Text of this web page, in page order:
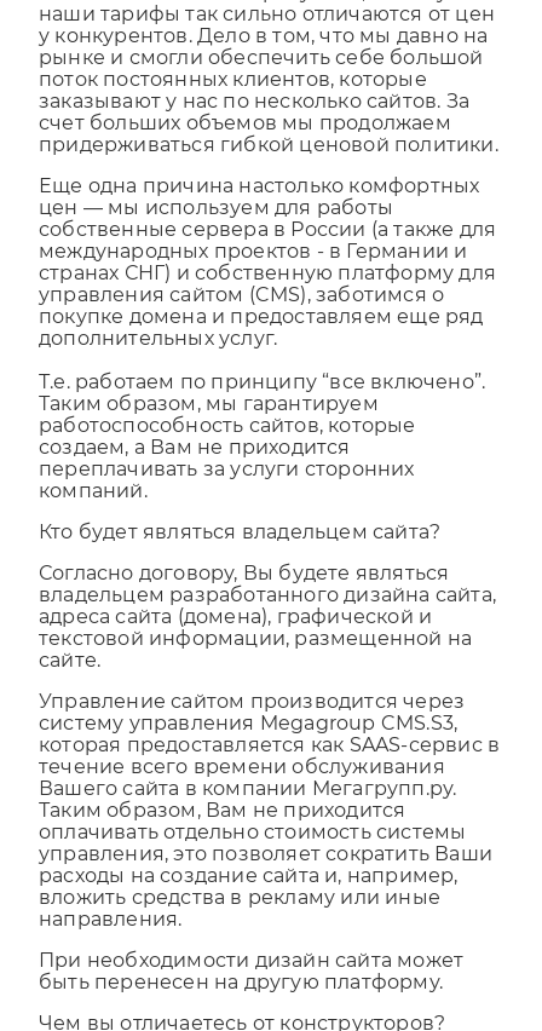
Заказчики часто интересуются, почему
наши тарифы так сильно отличаются от цен
у конкурентов. Дело в том, что мы давно на
рынке и смогли обеспечить себе большой
поток постоянных клиентов, которые
заказывают у нас по несколько сайтов. За
счет больших объемов мы продолжаем
Еще одна причина настолько комфортных
цен — мы используем для работы
собственные сервера в России (а также для
международных проектов - в Германии и
странах СНГ) и собственную платформу для
управления сайтом (CMS), заботимся о
покупке домена и предоставляем еще ряд
Т.е. работаем по принципу “все включено”.
Таким образом, мы гарантируем
работоспособность сайтов, которые
создаем, а Вам не приходится
переплачивать за услуги сторонних
Согласно договору, Вы будете являться
владельцем разработанного дизайна сайта,
адреса сайта (домена), графической и
текстовой информации, размещенной на
Управление сайтом производится через
систему управления Megagroup CMS.S3,
которая предоставляется как SAAS-сервис в
течение всего времени обслуживания
Вашего сайта в компании Мегагрупп.ру.
Таким образом, Вам не приходится
оплачивать отдельно стоимость системы
управления, это позволяет сократить Ваши
расходы на создание сайта и, например,
вложить средства в рекламу или иные
При необходимости дизайн сайта может